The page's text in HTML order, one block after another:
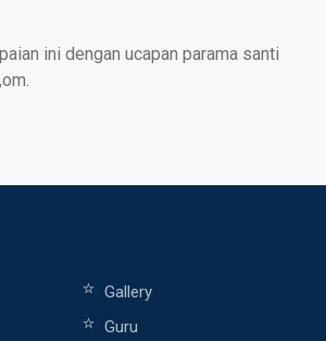
ini dengan ucapan parama santi
Gallery
Guru